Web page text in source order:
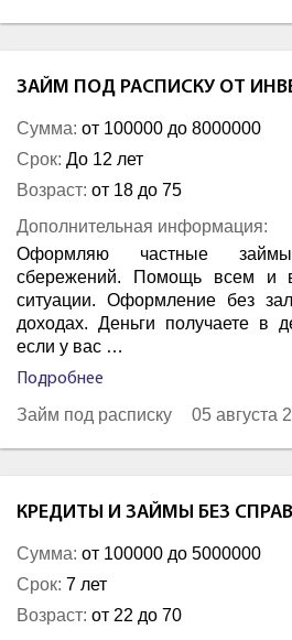
ЗАЙМ ПОД РАСПИСКУ ОТ
Сумма: от 100000 до 8000000
Срок: До 12 лет
Возраст: от 18 до 75
Дополнительная информация:
Оформляю частные
сбережений. Помощь всем и
ситуации. Оформление без
доходах. Деньги получаете в
если у вас …
Подробнее
Займ под расписку 05 августа
КРЕДИТЫ И ЗАЙМЫ БЕЗ
Сумма: от 100000 до 5000000
Срок: 7 лет
Возраст: от 22 до 70